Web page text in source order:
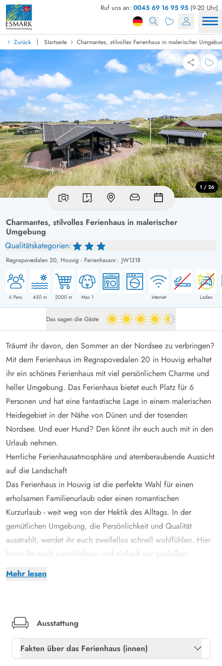
Ruf uns an: 0045 69 16 95 95 (9-20 Uhr)
Zurück | Startseite Charmantes, stilvolles Ferienhaus in malerischer
Charmantes, stilvolles Ferienhaus in malerischer
Umgebung
Qualitätskategorien:
Regnspovedalen 20, Houvig - Ferienhausnr.: JW1318
6Pers. 450m 2000m Max 1 Internet Laden
1 / 26
Das sagen die Gäste 4.5 von 5
Mehr lesen
Träumt ihr davon, den Sommer an der Nordsee zu verbringen?
Mit dem Ferienhaus im Regnspovedalen 20 in Houvig erhaltet
ihr ein schönes Ferienhaus mit viel persönlichem Charme und
heller Umgebung. Das Ferienhaus bietet euch Platz für 6
Personen und hat eine fantastische Lage in einem malerischen
Heidegebiet in der Nähe von Dünen und der tosenden
Nordsee. Und euer Hund? Den könnt ihr euch auch mit in den
Urlaub nehmen.
Herrliche Ferienhausatmosphäre und atemberaubende Aussicht
auf die Landschaft
Das Ferienhaus in Houvig ist die perfekte Wahl für einen
erholsamen Familienurlaub oder einen romantischen
Kurzurlaub - weit weg von der Hektik des Alltags. In der
gemütlichen Umgebung, die Persönlichkeit und Qualität
ausstrahlt, werdet ihr euch zweifellos schnell wohlfühlen. Hier
könnt ihr euch zurücklehnen und einfach nur genießen.
Und warum solltet ihr euren Urlaub nicht damit beginnen, euch
Fenster wird euch die schöne Aussicht auf die Landschaft auf
dem Silbertablett serviert. Es fühlt sich fast so an, als ob die
Natur direkt ins Haus eingeladen wurde.
Ausstattung
Fakten über das Ferienhaus (innen)